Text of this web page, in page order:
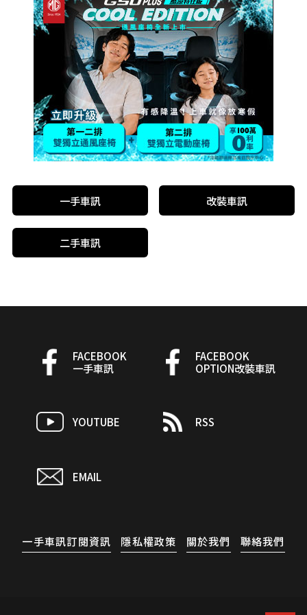
一手車訊 改裝車訊
二手車訊
FACEBOOK
一手車訊
FACEBOOK
OPTION改裝車訊
YOUTUBE RSS
EMAIL
一手車訊訂閱資訊 隱私權政策 關於我們 聯絡我們